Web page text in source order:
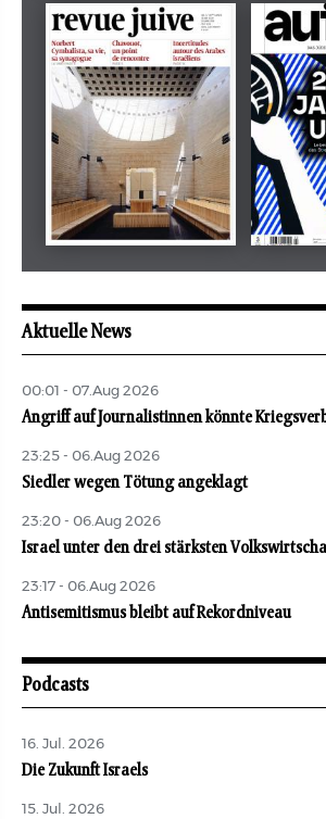
Dezember 2024
tachles
revue juive
Aktuelle News
00:01 - 07.Aug 2026
Angriff auf Journalistinnen könnte
23:25 - 06.Aug 2026
Siedler wegen Tötung angeklagt
23:20 - 06.Aug 2026
Israel unter den drei stärksten
23:17 - 06.Aug 2026
Antisemitismus bleibt auf Rekordniveau
Podcasts
16. Jul. 2026
Die Zukunft Israels
15. Jul. 2026